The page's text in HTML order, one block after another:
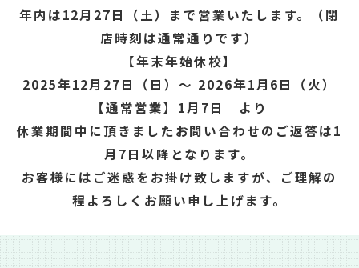
年内は12月27日（土）まで営業いたします。（閉
店時刻は通常通りです）
【年末年始休校】
2025年12月27日（日）～ 2026年1月6日（火）
【通常営業】1月7日 より
休業期間中に頂きましたお問い合わせのご返答は1
月7日以降となります。
お客様にはご迷惑をお掛け致しますが、ご理解の
程よろしくお願い申し上げます。